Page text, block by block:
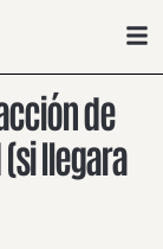
de
llegara